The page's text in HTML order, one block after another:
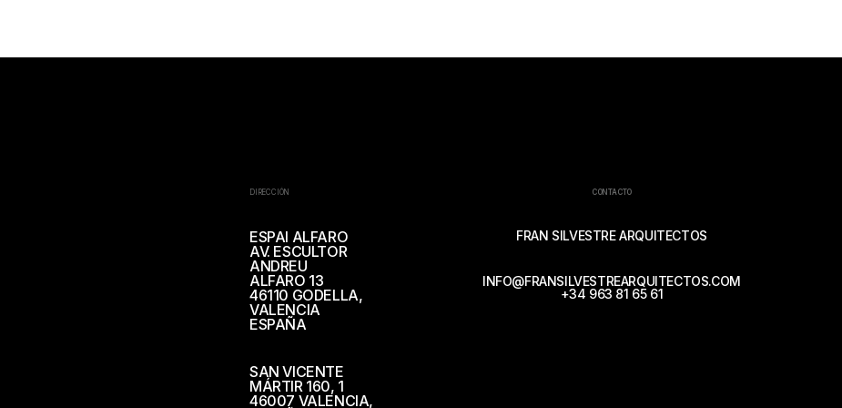
DIRECCIÓN
ESPAI ALFARO
AV. ESCULTOR
ANDREU
ALFARO 13
46110 GODELLA,
VALENCIA
ESPAÑA
SAN VICENTE
MÁRTIR 160, 1
46007 VALENCIA,
CONTACTO
FRAN SILVESTRE ARQUITECTOS
INFO@FRANSILVESTREARQUITECTOS.COM
+34 963 81 65 61